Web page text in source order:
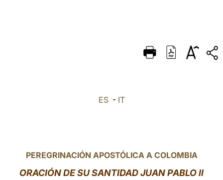
DEUTSCH
ES- IT
PEREGRINACIÓN APOSTÓLICA A COLOMBIA
ORACIÓN DE SU SANTIDAD JUAN PABLO II